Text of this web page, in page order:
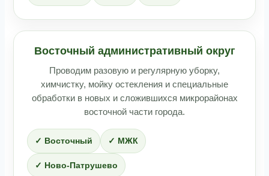
Восточный административный округ
Проводим разовую и регулярную уборку,
химчистку, мойку остекления и специальные
обработки в новых и сложившихся микрорайонах
восточной части города.
✓ Восточный ✓ МЖК
✓ Ново-Патрушево